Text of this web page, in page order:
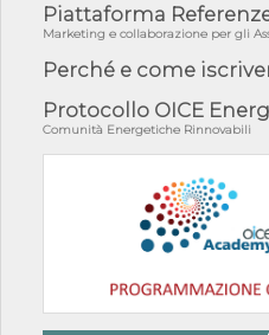
Piattaforma
Marketing e collaborazione per gli
Perché e come
Protocollo OICE
Comunità Energetiche Rinnovabili